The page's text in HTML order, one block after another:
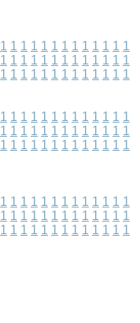
1 1 1 1 1 1 1 1 1 1 1 1 1
1 1 1 1 1 1 1 1 1 1 1 1 1
1 1 1 1 1 1 1 1 1 1 1 1 1
1 1 1 1 1 1 1 1 1 1 1 1 1
1 1 1 1 1 1 1 1 1 1 1 1 1
1 1 1 1 1 1 1 1 1 1 1 1 1
1 1 1 1 1 1 1 1 1 1 1 1 1
1 1 1 1 1 1 1 1 1 1 1 1 1
1 1 1 1 1 1 1 1 1 1 1 1 1